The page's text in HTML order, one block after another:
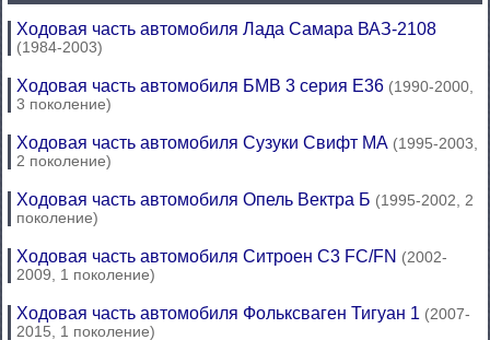
Ходовая часть автомобиля Лада Самара ВАЗ-2108
(1984-2003)
Ходовая часть автомобиля БМВ 3 серия Е36 (1990-2000,
3 поколение)
Ходовая часть автомобиля Сузуки Свифт МА (1995-2003,
2 поколение)
Ходовая часть автомобиля Опель Вектра Б (1995-2002, 2
поколение)
Ходовая часть автомобиля Ситроен С3 FC/FN (2002-
2009, 1 поколение)
Ходовая часть автомобиля Фольксваген Тигуан 1 (2007-
2015, 1 поколение)